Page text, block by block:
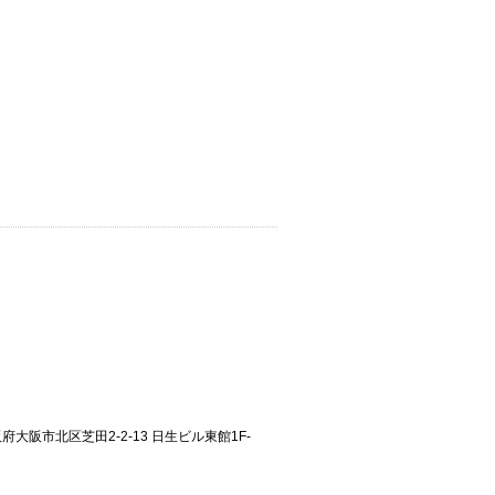
大阪市北区芝田2-2-13 日生ビル東館1F-